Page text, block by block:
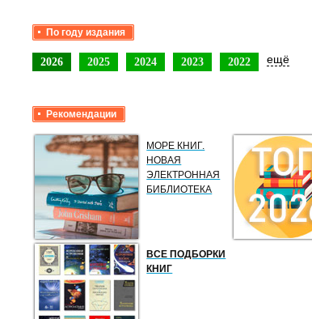
По году издания
2026 2025 2024 2023 2022 ещё
Рекомендации
МОРЕ КНИГ.
НОВАЯ
ЭЛЕКТРОННАЯ
БИБЛИОТЕКА
ВСЕ ПОДБОРКИ
КНИГ